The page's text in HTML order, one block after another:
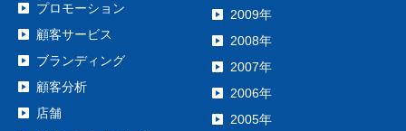
プロモーション
顧客サービス
ブランディング
顧客分析
店舗
2009年
2008年
2007年
2006年
2005年